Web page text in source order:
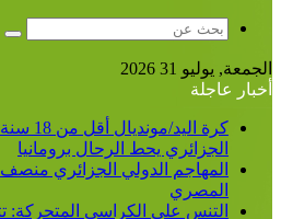
الجمعة, يوليو 31 2026
أخبار عاجلة
الجزائري يحط الرحال برومانيا
المهاجم الدولي الجزائري منصف
المصري
التنس على الكراسي المتحركة: